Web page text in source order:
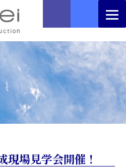
現場見学会開催！